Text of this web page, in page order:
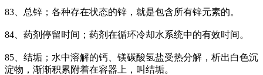
83、总锌；各种存在状态的锌，就是包含所有锌元素的。
84、药剂停留时间；药剂在循环冷却水系统中的有效时间。
85、结垢；水中溶解的钙、镁碳酸氢盐受热分解，析出白色沉
淀物，渐渐积累附着在容器上，叫结垢。